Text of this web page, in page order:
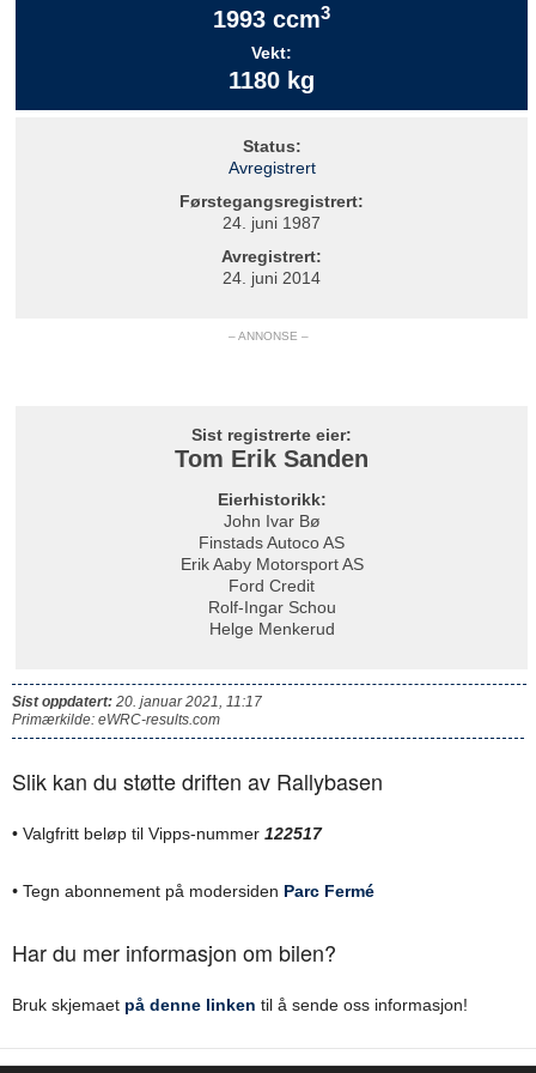
1993 ccm3
Vekt:
1180 kg
Status:
Avregistrert
Førstegangsregistrert:
24. juni 1987
Avregistrert:
24. juni 2014
– ANNONSE –
Sist registrerte eier:
Tom Erik Sanden
Eierhistorikk:
John Ivar Bø
Finstads Autoco AS
Erik Aaby Motorsport AS
Ford Credit
Rolf-Ingar Schou
Helge Menkerud
Sist oppdatert: 20. januar 2021, 11:17
Primærkilde: eWRC-results.com
Slik kan du støtte driften av Rallybasen
• Valgfritt beløp til Vipps-nummer 122517
• Tegn abonnement på modersiden Parc Fermé
Har du mer informasjon om bilen?
Bruk skjemaet på denne linken til å sende oss informasjon!